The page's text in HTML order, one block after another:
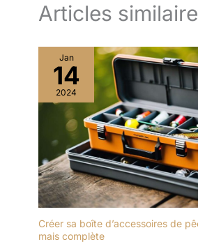
Articles
Jan
14
2024
Créer sa boîte d’accessoires de
mais complète